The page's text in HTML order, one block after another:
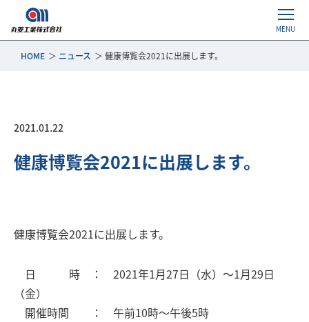
HOME ニュース 健康博覧会2021に出展します。
2021.01.22
健康博覧会2021に出展します。
健康博覧会2021に出展します。
日 時 ： 2021年1月27日（水）～1月29日
（金）
開催時間 ： 午前10時～午後5時